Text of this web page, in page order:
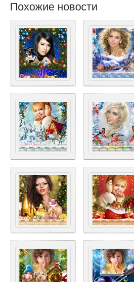
Похожие новости